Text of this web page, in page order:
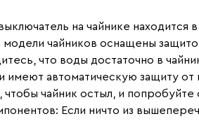
на чайнике
чайников оснащены
что воды достаточно в
имеют автоматическую защиту
чайник остыл, и попробуйте
: Если ничто из